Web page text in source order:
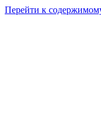
Перейти к